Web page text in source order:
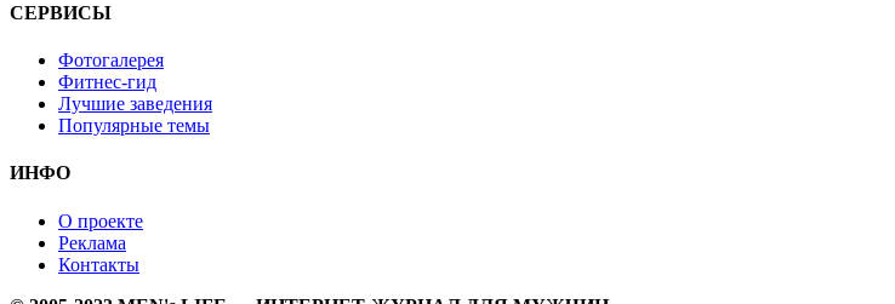
СЕРВИСЫ
Фотогалерея
Фитнес-гид
Лучшие заведения
Популярные темы
ИНФО
О проекте
Реклама
Контакты